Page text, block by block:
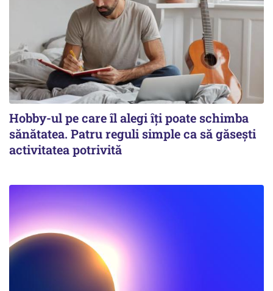
Hobby-ul pe care îl alegi îți poate schimba
sănătatea. Patru reguli simple ca să găsești
activitatea potrivită